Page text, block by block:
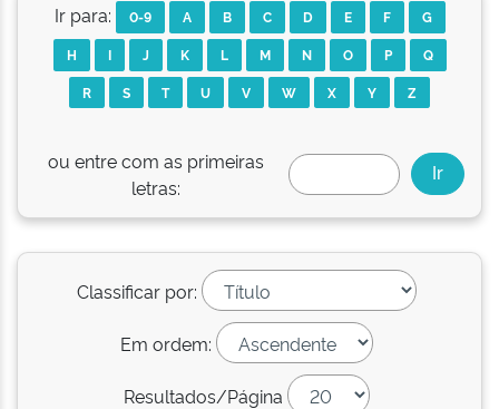
Ir para: 0-9 A B C D E F
G
H
I J K L M N O P
Q
R
S T U V W X Y Z
ou entre com as primeiras
letras:
Classificar por:
Em ordem:
Resultados/Página